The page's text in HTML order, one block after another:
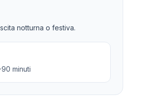
notturna o festiva.
minuti